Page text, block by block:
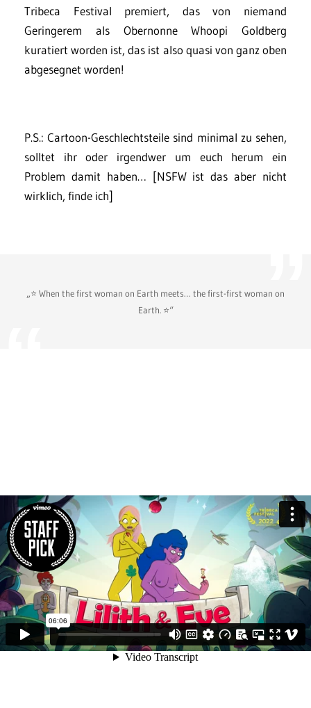
Tribeca Festival premiert, das von niemand
Geringerem als Obernonne Whoopi Goldberg
kuratiert worden ist, das ist also quasi von ganz oben
abgesegnet worden!
P.S.: Cartoon-Geschlechtsteile sind minimal zu sehen,
solltet ihr oder irgendwer um euch herum ein
Problem damit haben… [NSFW ist das aber nicht
wirklich, finde ich]
„⭐️ When the first woman on Earth meets… the first-first woman on
Earth. ⭐️“